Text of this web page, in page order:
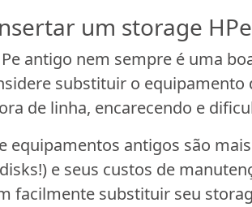
um storage
antigo nem sempre é uma
substituir o
de linha, encarecendo e
equipamentos antigos são
e seus custos de
facilmente substituir seu